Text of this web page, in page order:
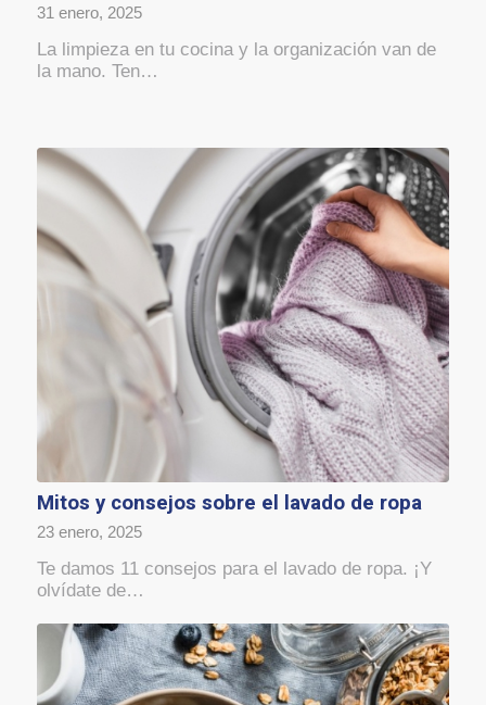
31 enero, 2025
La limpieza en tu cocina y la organización van de
la mano. Ten…
Mitos y consejos sobre el lavado de ropa
23 enero, 2025
Te damos 11 consejos para el lavado de ropa. ¡Y
olvídate de…